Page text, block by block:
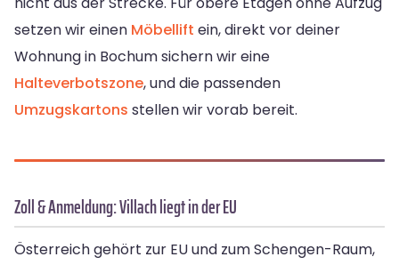
setzen wir einen Möbellift ein, direkt vor deiner
Wohnung in Bochum sichern wir eine
Halteverbotszone, und die passenden
Umzugskartons stellen wir vorab bereit.
Zoll & Anmeldung: Villach liegt in der EU
Österreich gehört zur EU und zum Schengen-Raum,